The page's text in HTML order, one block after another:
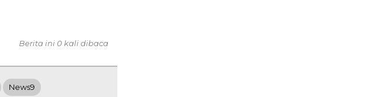
Berita ini 0 kali dibaca
News9